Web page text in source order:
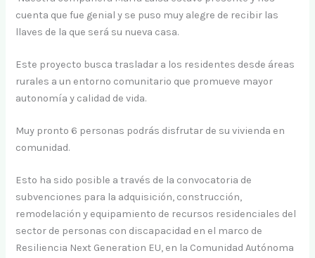
cuenta que fue genial y se puso muy alegre de recibir las
llaves de la que será su nueva casa.
Este proyecto busca trasladar a los residentes desde áreas
rurales a un entorno comunitario que promueve mayor
autonomía y calidad de vida.
Muy pronto 6 personas podrás disfrutar de su vivienda en
comunidad.
Esto ha sido posible a través de la convocatoria de
subvenciones para la adquisición, construcción,
remodelación y equipamiento de recursos residenciales del
sector de personas con discapacidad en el marco de
Resiliencia Next Generation EU, en la Comunidad Autónoma